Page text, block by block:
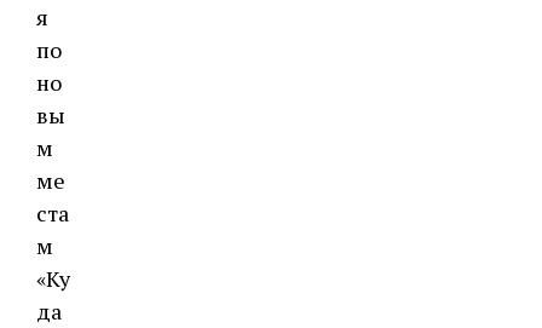
я
по
но
вы
м
ме
ста
м
«Ку
да